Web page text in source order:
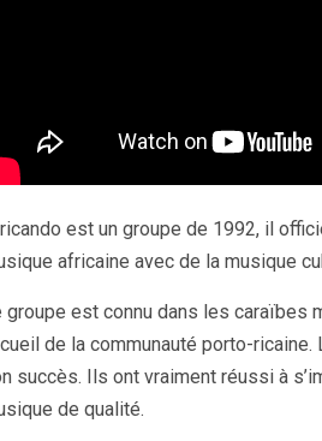
est un groupe de 1992, il
africaine avec de la musique
groupe est connu dans les caraïbes
de la communauté porto-
succès. Ils ont vraiment réussi à
de qualité.